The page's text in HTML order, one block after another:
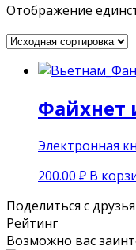
Отображение
Файхнет
Электронная
200.00 ₽ В
Поделиться с
Рейтинг
Возможно вас